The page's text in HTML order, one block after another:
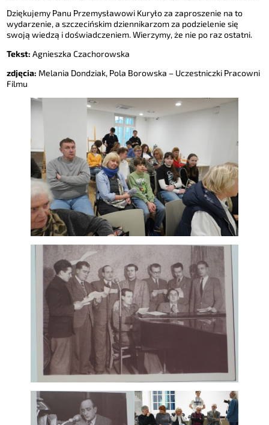
Dziękujemy Panu Przemysławowi Kuryło za zaproszenie na to
wydarzenie, a szczecińskim dziennikarzom za podzielenie się
swoją wiedzą i doświadczeniem. Wierzymy, że nie po raz ostatni.
Tekst: Agnieszka Czachorowska
zdjęcia: Melania Dondziak, Pola Borowska – Uczestniczki Pracowni
Filmu